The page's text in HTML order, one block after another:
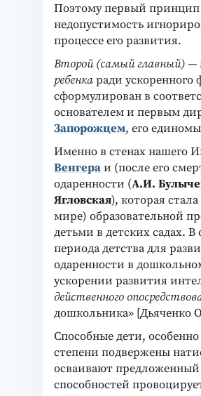
Поэтому первый принцип
недопустимость
процессе его развития.
Второй (самый главный) —
ребенкаради
сформулирован в
основателем и первым
Запорожцем, его
Именно в стенах нашего
Венгераи (после его
одаренности (А.И.
Ягловская), которая
мире) образовательной
детьми в детских садах.
периода детства для
одаренности в
ускорении развития
действенного
дошкольника» [Дьяченко
Способные дети,
степени подвержены
осваивают
способностей